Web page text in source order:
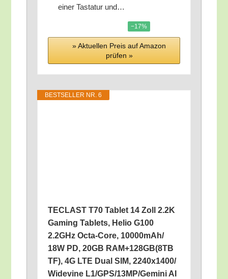
einer Tas­ta­tur und…
−17%
» Aktu­el­len Preis auf Ama­zon
prü­fen »
BEST­SEL­LER NR. 6
TECLAST T70 Tablet 14 Zoll 2.2K
Gam­ing Tablets, Helio G100
2.2GHz Octa-Core, 10000mAh/​
18W PD, 20GB RAM+128GB(8TB
TF), 4G LTE Dual SIM, 2240x1400/​
Widevine L1/​GPS/​13MP/​Gemini AI